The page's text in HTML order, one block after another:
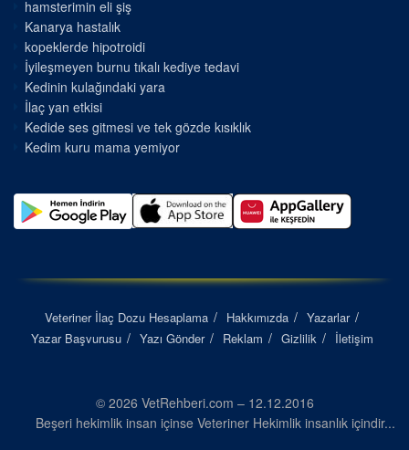
hamsterimin eli şiş
Kanarya hastalık
kopeklerde hipotroidi
İyileşmeyen burnu tıkalı kediye tedavi
Kedinin kulağındaki yara
İlaç yan etkisi
Kedide ses gitmesi ve tek gözde kısıklık
Kedim kuru mama yemiyor
Veteriner İlaç Dozu Hesaplama Hakkımızda
Yazarlar
Yazar Başvurusu
Yazı Gönder Reklam Gizlilik İletişim
© 2026 VetRehberi.com – 12.12.2016
Beşeri hekimlik insan içinse Veteriner Hekimlik insanlık içindir...